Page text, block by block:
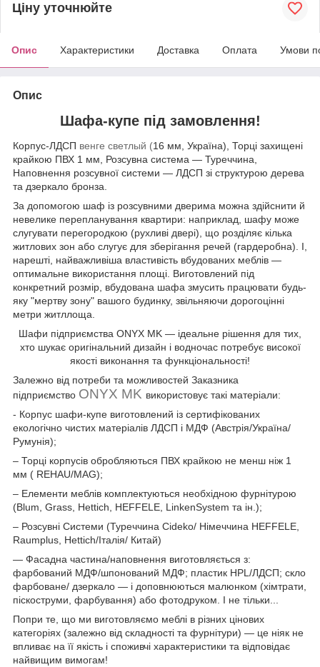
Ціну уточнюйте
Опис Характеристики Доставка Оплата Умови
Опис
Шафа-купе під замовлення!
Корпус-ЛДСП венге светлый (16 мм, Україна), Торці захищені
крайкою ПВХ 1 мм, Розсувна система — Туреччина,
Наповнення розсувної системи — ЛДСП зі структурою дерева
та дзеркало бронза.
За допомогою шаф із розсувними дверима можна здійснити й
невелике перепланування квартири: наприклад, шафу може
слугувати перегородкою (рухливі двері), що розділяє кілька
житлових зон або слугує для зберігання речей (гардеробна). І,
нарешті, найважливіша властивість вбудованих меблів —
оптимальне використання площі. Виготовлений під
конкретний розмір, вбудована шафа змусить працювати будь-
яку "мертву зону" вашого будинку, звільняючи дорогоцінні
метри житллоща.
Шафи підприємства ONYX MK — ідеальне рішення для тих,
хто шукає оригінальний дизайн і водночас потребує високої
якості виконання та функціональності!
Залежно від потреби та можливостей Заказника
підприємство ONYX MK використовує такі матеріали:
- Корпус шафи-купе виготовлений із сертифікованих
екологічно чистих матеріалів ЛДСП і МДФ (Австрія/Україна/
Румунія);
– Торці корпусів обробляються ПВХ крайкою не менш ніж 1
мм ( REHAU/MAG);
– Елементи меблів комплектуються необхідною фурнітурою
(Blum, Grass, Hettich, HEFFELE, LinkenSystem та ін.);
– Розсувні Системи (Туреччина Cideko/ Німеччина HEFFELE,
Raumplus, Hettich/Італія/ Китай)
— Фасадна частина/наповнення виготовляється з:
фарбований МДФ/шпонований МДФ; пластик HPL/ЛДСП; скло
фарбоване/ дзеркало — і доповнюються малюнком (хімтрати,
піскоструми, фарбування) або фотодруком. І не тільки...
Попри те, що ми виготовляємо меблі в різних цінових
категоріях (залежно від складності та фурнітури) — це ніяк не
впливає на її якість і споживчі характеристики та відповідає
найвищим вимогам!